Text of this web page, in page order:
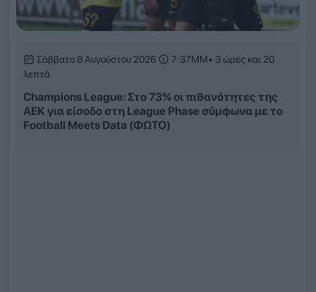
Σάββατο 8 Αυγούστου 2026 7:37ΜΜ• 3 ώρες και 20
λεπτά
Champions League: Στο 73% οι πιθανότητες της
ΑΕΚ για είσοδο στη League Phase σύμφωνα με το
Football Meets Data (ΦΩΤΟ)